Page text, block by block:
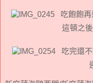
吃飽飽
這頓之
吃完還